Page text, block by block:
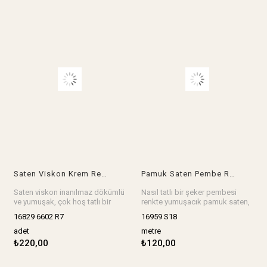
Saten Viskon Krem Renkte (En 140 cm x Boy 230 cm)
Saten viskon inanılmaz dökümlü
ve yumuşak, çok hoş tatlı bir
gömlek, bluz, tünik, abiye,
kimono, gecelik, pijama,
sabahlık her şey harika olur.
Ebat: En 140 cm x Boy 230 cm
16829 6602 R7
adet
₺220,00
Pamuk Saten Pembe Renkte En: 150 cm
Nasıl tatlı bir şeker pembesi
renkte yumuşacık pamuk saten,
tekstili çok hoş olur.
En: 150 cm
Stok birimi metredir.
16959 S18
metre
₺120,00